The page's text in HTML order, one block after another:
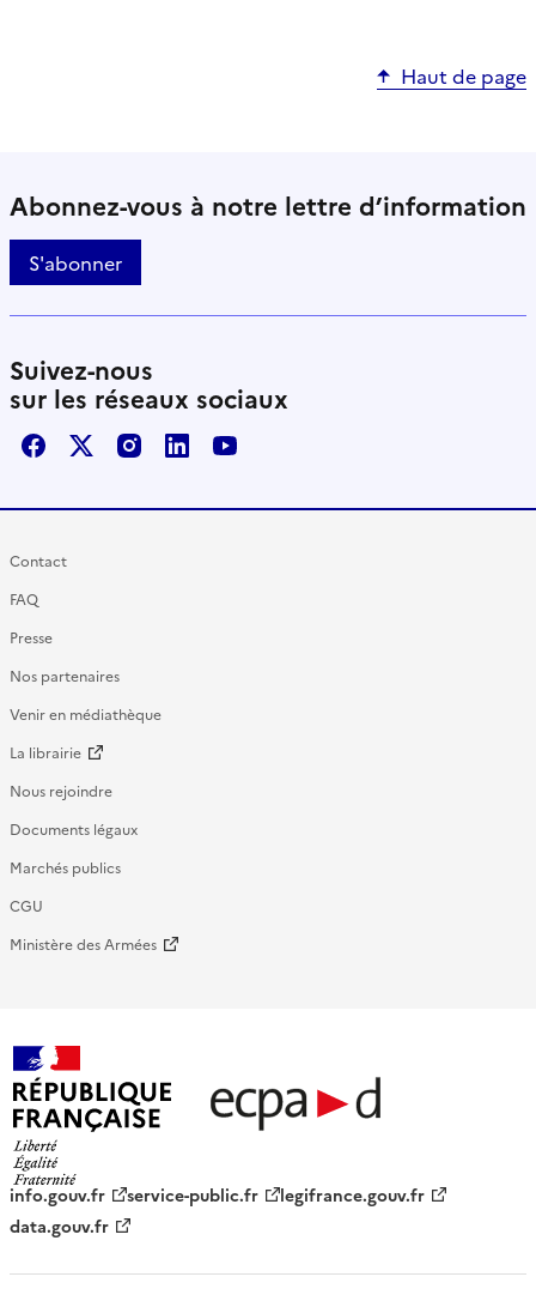
Haut de page
Abonnez-vous à notre lettre d’information
S'abonner
Suivez-nous
sur les réseaux sociaux
FacebookX / TwitterInstagram
LinkedInYoutube
Contact
FAQ
Presse
Nos partenaires
Venir en médiathèque
La librairie
Nous rejoindre
Documents légaux
Marchés publics
CGU
Ministère des Armées
française - ECPAD
info.gouv.fr service-public.fr
legifrance.gouv.fr
data.gouv.fr